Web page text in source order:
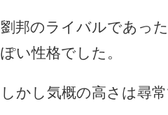
劉邦のライバルであっ
ぽい性格でした。
しかし気概の高さは尋